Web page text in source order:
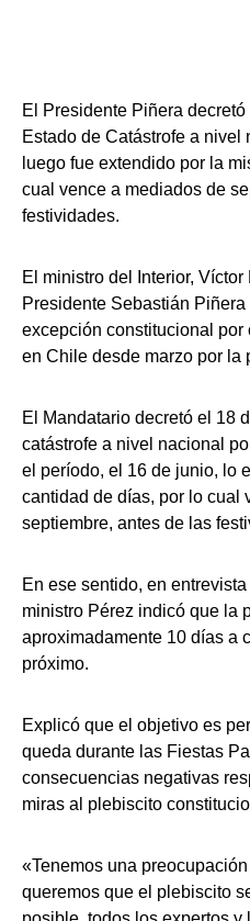
El Presidente Piñera
Estado de Catástrofe a nivel
luego fue extendido por la
cual vence a mediados de
festividades.
El ministro del Interior, Víctor
Presidente Sebastián
excepción constitucional por
en Chile desde marzo por la
El Mandatario decretó el 18
catástrofe a nivel nacional
el período, el 16 de junio, lo
cantidad de días, por lo cual
septiembre, antes de las
En ese sentido, en entrevista
ministro Pérez indicó que la
aproximadamente 10 días a
próximo.
Explicó que el objetivo es
queda durante las Fiestas
consecuencias negativas
miras al plebiscito
«Tenemos una
queremos que el plebiscito